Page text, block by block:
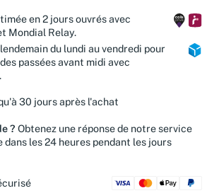
en 2 jours ouvrés avec
Mondial Relay.
du lundi au vendredi pour
passées avant midi avec
30 jours après l'achat
? Obtenez une réponse de notre service
dans les 24 heures pendant les jours